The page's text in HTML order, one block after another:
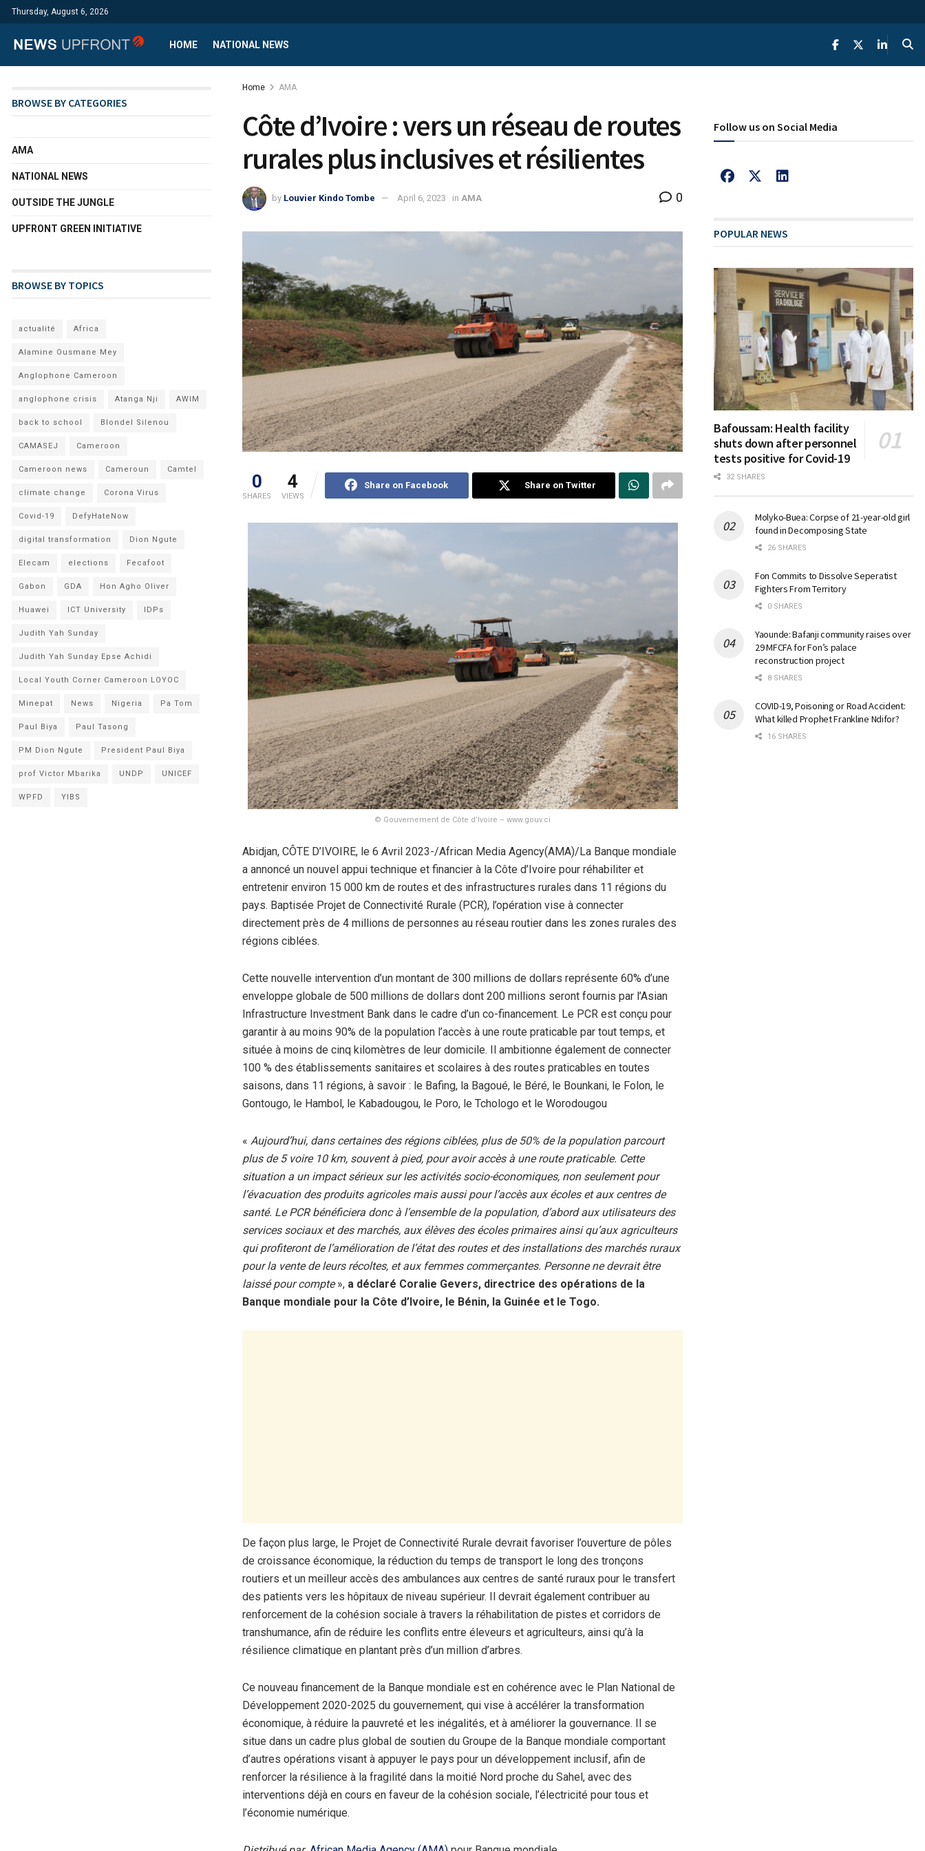
Thursday, August 6, 2026
HOME NATIONAL NEWS
Home AMA
Côte d’Ivoire : vers un réseau de routes
rurales plus inclusives et résilientes
by Louvier Kindo Tombe April 6, 2023 in AMA 0
0
SHARES
4
VIEWS
Share on Facebook Share on Twitter
© Gouvernement de Côte d’Ivoire – www.gouv.ci
Abidjan, CÔTE D’IVOIRE, le 6 Avril 2023-/African Media Agency(AMA)/La Banque mondiale
a annoncé un nouvel appui technique et financier à la Côte d’Ivoire pour réhabiliter et
entretenir environ 15 000 km de routes et des infrastructures rurales dans 11 régions du
pays. Baptisée Projet de Connectivité Rurale (PCR), l’opération vise à connecter
directement près de 4 millions de personnes au réseau routier dans les zones rurales des
régions ciblées.
Cette nouvelle intervention d’un montant de 300 millions de dollars représente 60% d’une
enveloppe globale de 500 millions de dollars dont 200 millions seront fournis par l’Asian
Infrastructure Investment Bank dans le cadre d’un co-financement. Le PCR est conçu pour
garantir à au moins 90% de la population l’accès à une route praticable par tout temps, et
située à moins de cinq kilomètres de leur domicile. Il ambitionne également de connecter
100 % des établissements sanitaires et scolaires à des routes praticables en toutes
saisons, dans 11 régions, à savoir : le Bafing, la Bagoué, le Béré, le Bounkani, le Folon, le
Gontougo, le Hambol, le Kabadougou, le Poro, le Tchologo et le Worodougou
« Aujourd’hui, dans certaines des régions ciblées, plus de 50% de la population parcourt
plus de 5 voire 10 km, souvent à pied, pour avoir accès à une route praticable. Cette
situation a un impact sérieux sur les activités socio-économiques, non seulement pour
l’évacuation des produits agricoles mais aussi pour l’accès aux écoles et aux centres de
santé. Le PCR bénéficiera donc à l’ensemble de la population, d’abord aux utilisateurs des
services sociaux et des marchés, aux élèves des écoles primaires ainsi qu’aux agriculteurs
qui profiteront de l’amélioration de l’état des routes et des installations des marchés ruraux
pour la vente de leurs récoltes, et aux femmes commerçantes. Personne ne devrait être
laissé pour compte», a déclaré Coralie Gevers, directrice des opérations de la
Banque mondiale pour la Côte d’Ivoire, le Bénin, la Guinée et le Togo.
De façon plus large, le Projet de Connectivité Rurale devrait favoriser l’ouverture de pôles
de croissance économique, la réduction du temps de transport le long des tronçons
routiers et un meilleur accès des ambulances aux centres de santé ruraux pour le transfert
des patients vers les hôpitaux de niveau supérieur. Il devrait également contribuer au
renforcement de la cohésion sociale à travers la réhabilitation de pistes et corridors de
transhumance, afin de réduire les conflits entre éleveurs et agriculteurs, ainsi qu’à la
résilience climatique en plantant près d’un million d’arbres.
Ce nouveau financement de la Banque mondiale est en cohérence avec le Plan National de
Développement 2020-2025 du gouvernement, qui vise à accélérer la transformation
économique, à réduire la pauvreté et les inégalités, et à améliorer la gouvernance. Il se
situe dans un cadre plus global de soutien du Groupe de la Banque mondiale comportant
d’autres opérations visant à appuyer le pays pour un développement inclusif, afin de
renforcer la résilience à la fragilité dans la moitié Nord proche du Sahel, avec des
interventions déjà en cours en faveur de la cohésion sociale, l’électricité pour tous et
l’économie numérique.
BROWSE BY CATEGORIES
AMA
NATIONAL NEWS
OUTSIDE THE JUNGLE
UPFRONT GREEN INITIATIVE
BROWSE BY TOPICS
actualité Africa
Alamine Ousmane Mey
Anglophone Cameroon
anglophone crisis Atanga Nji AWIM
back to school Blondel Silenou
CAMASEJ Cameroon
Cameroon news Cameroun Camtel
climate change Corona Virus
Covid-19 DefyHateNow
digital transformation Dion Ngute
Elecam elections Fecafoot
Gabon GDA Hon Agho Oliver
Huawei ICT University IDPs
Judith Yah Sunday
Judith Yah Sunday Epse Achidi
Local Youth Corner Cameroon LOYOC
Minepat News Nigeria Pa Tom
Paul Biya Paul Tasong
PM Dion Ngute President Paul Biya
prof Victor Mbarika UNDP UNICEF
WPFD YIBS
Follow us on Social Media
POPULAR NEWS
Bafoussam: Health facility
shuts down after personnel
tests positive for Covid-19
32 SHARES
Molyko-Buea: Corpse of 21-year-old girl
found in Decomposing State
26 SHARES
Fon Commits to Dissolve Seperatist
Fighters From Territory
0 SHARES
Yaounde: Bafanji community raises over
29 MFCFA for Fon’s palace
reconstruction project
8 SHARES
COVID-19, Poisoning or Road Accident:
What killed Prophet Frankline Ndifor?
16 SHARES